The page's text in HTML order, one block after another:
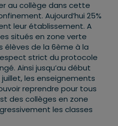
au collège dans cette
Aujourd’hui 25%
leur établissement. A
situés en zone verte
élèves de la 6ème à la
strict du protocole
Ainsi jusqu’au début
les enseignements
reprendre pour tous
des collèges en zone
les classes